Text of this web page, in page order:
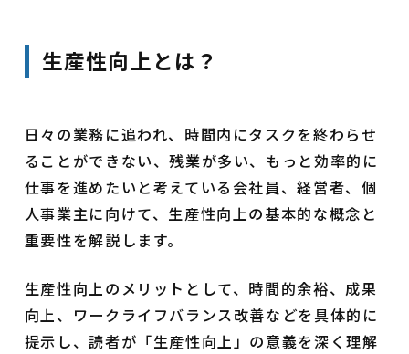
生産性向上とは？
日々の業務に追われ、時間内にタスクを終わらせ
ることができない、残業が多い、もっと効率的に
仕事を進めたいと考えている会社員、経営者、個
人事業主に向けて、生産性向上の基本的な概念と
重要性を解説します。
生産性向上のメリットとして、時間的余裕、成果
向上、ワークライフバランス改善などを具体的に
提示し、読者が「生産性向上」の意義を深く理解